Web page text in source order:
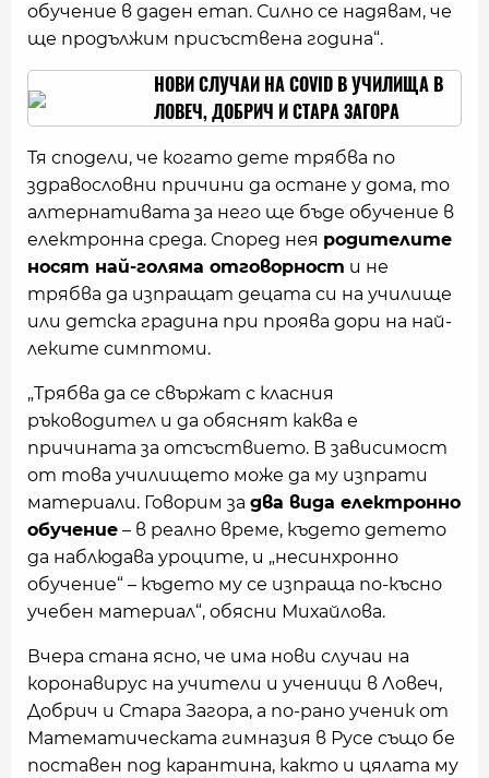
обучение в даден етап. Силно се надявам, че
ще продължим присъствена година“.
НОВИ СЛУЧАИ НА COVID В УЧИЛИЩА В
ЛОВЕЧ, ДОБРИЧ И СТАРА ЗАГОРА
Тя сподели, че когато дете трябва по
здравословни причини да остане у дома, то
алтернативата за него ще бъде обучение в
електронна среда. Според нея родителите
носят най-голяма отговорност и не
трябва да изпращат децата си на училище
или детска градина при проява дори на най-
леките симптоми.
„Трябва да се свържат с класния
ръководител и да обяснят каква е
причината за отсъствието. В зависимост
от това училището може да му изпрати
материали. Говорим за два вида електронно
обучение – в реално време, където детето
да наблюдава уроците, и „несинхронно
обучение“ – където му се изпраща по-късно
учебен материал“, обясни Михайлова.
Вчера стана ясно, че има нови случаи на
коронавирус на учители и ученици в Ловеч,
Добрич и Стара Загора, а по-рано ученик от
Математическата гимназия в Русе също бе
поставен под карантина, както и цялата му